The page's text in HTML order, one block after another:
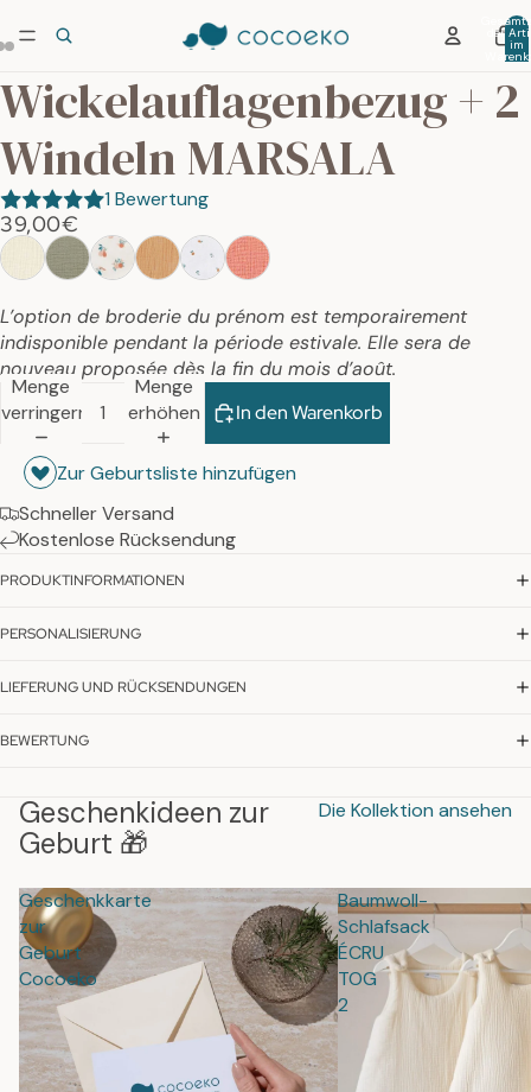
der
im
Wickelauflagenbezug + 2
Windeln MARSALA
1 Bewertung
39,00€
L’option de broderie du prénom est temporairement
indisponible pendant la période estivale. Elle sera de
nouveau proposée dès la fin du mois d’août.
Menge
verringern
Menge
erhöhen
In den Warenkorb
Zur Geburtsliste hinzufügen
Schneller Versand
Kostenlose Rücksendung
PRODUKTINFORMATIONEN
PERSONALISIERUNG
LIEFERUNG UND RÜCKSENDUNGEN
BEWERTUNG
Geschenkideen zur
Geburt 🎁
Die Kollektion ansehen
Geschenkkarte
zur
Geburt
Cocoeko
Baumwoll-
Schlafsack
ÉCRU
TOG
2